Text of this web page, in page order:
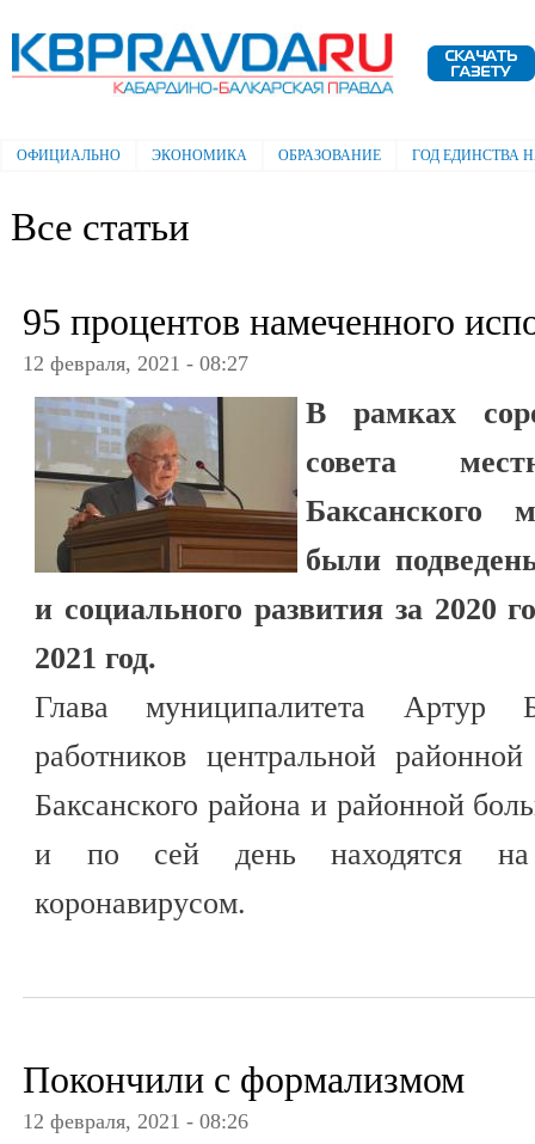
Электронная газета "Кабардино-
Балкарская правда"
Главное меню
ОФИЦИАЛЬНО ЭКОНОМИКА ОБРАЗОВАНИЕ ГОД ЕДИНСТВА
Все статьи
95 процентов намеченного
12 февраля, 2021 - 08:27
В рамках
совета
Баксанского
были
и социального развития за 2020
2021 год.
Глава муниципалитета Артур
работников центральной
Баксанского района и районной
и по сей день находятся
коронавирусом.
Покончили с формализмом
12 февраля, 2021 - 08:26